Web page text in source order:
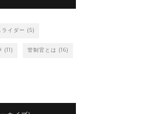
ライダー (5)
(11) 管制官とは (16)